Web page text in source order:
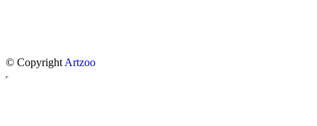
© Copyright Artzoo